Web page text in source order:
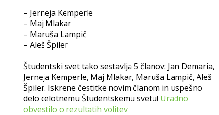
– Jerneja Kemperle
– Maj Mlakar
– Maruša Lampič
– Aleš Špiler
Študentski svet tako sestavlja 5 članov: Jan Demaria,
Jerneja Kemperle, Maj Mlakar, Maruša Lampič, Aleš
Špiler. Iskrene čestitke novim članom in uspešno
delo celotnemu Študentskemu svetu! Uradno
obvestilo o rezultatih volitev